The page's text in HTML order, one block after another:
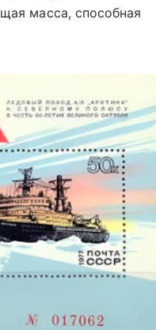
масса, способная